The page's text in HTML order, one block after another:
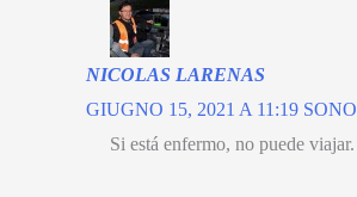
NICOLAS LARENAS
GIUGNO 15, 2021 A 11:19 SONO
Si está enfermo, no puede viajar.